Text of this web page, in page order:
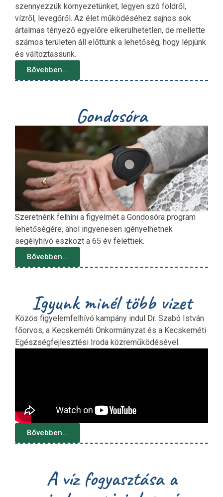
szennyezzük környezetünket, legyen szó földről,
vízről, levegőről. Az élet működéséhez sajnos sok
ártalmas tényező egyelőre elkerülhetetlen, de mellette
számos területen áll előttünk a lehetőség, hogy lépjünk
és változtassunk.
Bővebben...
Gondosóra
Szeretnénk felhíni a figyelmét a Gondosóra program
lehetőségére, ahol ingyenesen igényelhetnek
segélyhívó eszközt a 65 év felettiek.
Bővebben...
Igyunk minél több vizet
Közös figyelemfelhívó kampány indul Dr. Szabó István
főorvos, a Kecskeméti Önkormányzat és a Kecskeméti
Egészségfejlesztési Iroda közreműködésével.
Bővebben...
A víz fogyasztása a